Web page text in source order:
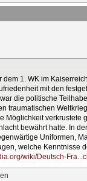
1. WK im
mit den
die politische
traumatischen
Möglichkeit
bewährt hatte. In
Uniformen,
welche
wiki/Deutsch-